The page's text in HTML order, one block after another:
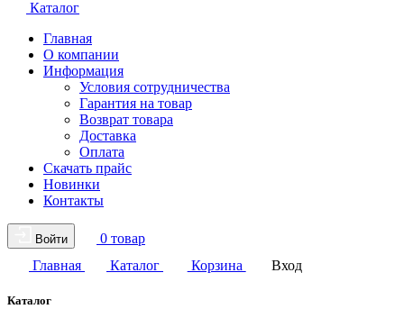
Каталог
Главная
О компании
Информация
Условия сотрудничества
Гарантия на товар
Возврат товара
Доставка
Оплата
Скачать прайс
Новинки
Контакты
Войти
0 товар
Главная
Каталог Корзина Вход
Каталог